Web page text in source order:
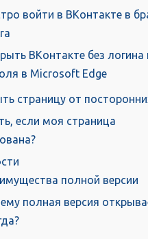
войти в ВКонтакте в
ВКонтакте без логина
в Microsoft Edge
страницу от
если моя страница
полной версии
полная версия